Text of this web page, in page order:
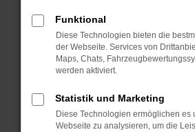
Fenster?
Starte dein Gerät neu.
Das kann manchmal helfen,
Probleme zu beheben.
Stelle sicher, dass dein
Betriebssystem auf dem
sind.
Funktional
Diese Technologien bieten die
der Webseite. Services von
Maps, Chats,
werden aktiviert.
Statistik und Marketing
Diese Technologien ermöglichen es
Webseite zu analysieren, um die